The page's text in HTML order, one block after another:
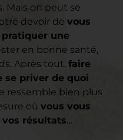
Mais on peut se
devoir de vous
pratiquer une
en bonne santé,
Après tout, faire
se priver de quoi
ressemble bien plus
où vous vous
résultats…